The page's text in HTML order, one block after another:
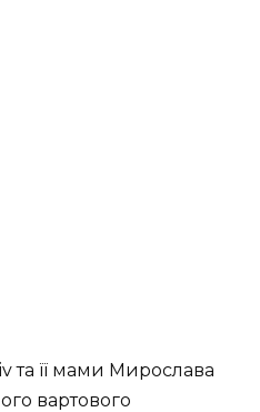
та її мами Мирослава
вартового